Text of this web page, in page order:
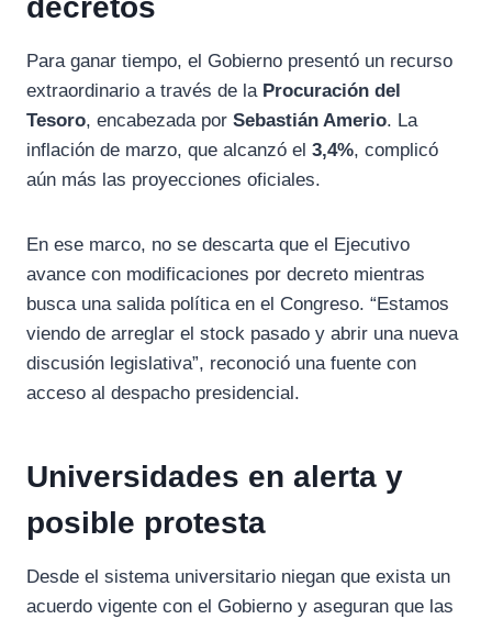
decretos
Para ganar tiempo, el Gobierno presentó un recurso
extraordinario a través de la Procuración del
Tesoro, encabezada por Sebastián Amerio. La
inflación de marzo, que alcanzó el 3,4%, complicó
aún más las proyecciones oficiales.
En ese marco, no se descarta que el Ejecutivo
avance con modificaciones por decreto mientras
busca una salida política en el Congreso. “Estamos
viendo de arreglar el stock pasado y abrir una nueva
discusión legislativa”, reconoció una fuente con
acceso al despacho presidencial.
Universidades en alerta y
posible protesta
Desde el sistema universitario niegan que exista un
acuerdo vigente con el Gobierno y aseguran que las